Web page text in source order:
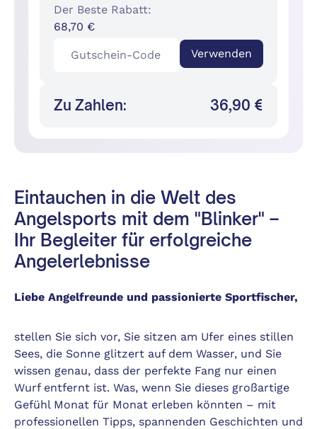
Der Beste Rabatt:
68,70 €
Verwenden
Zu Zahlen: 36,90 €
Eintauchen in die Welt des
Angelsports mit dem "Blinker" –
Ihr Begleiter für erfolgreiche
Angelerlebnisse
Liebe Angelfreunde und passionierte Sportfischer,
stellen Sie sich vor, Sie sitzen am Ufer eines stillen
Sees, die Sonne glitzert auf dem Wasser, und Sie
wissen genau, dass der perfekte Fang nur einen
Wurf entfernt ist. Was, wenn Sie dieses großartige
Gefühl Monat für Monat erleben könnten – mit
professionellen Tipps, spannenden Geschichten und